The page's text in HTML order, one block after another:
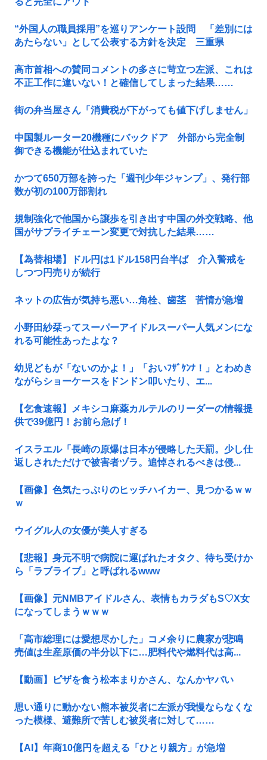
“外国人の職員採用”を巡りアンケート設問 「差別には
あたらない」として公表する方針を決定 三重県
高市首相への賛同コメントの多さに苛立つ左派、これは
不正工作に違いない！と確信してしまった結果……
街の弁当屋さん「消費税が下がっても値下げしません」
中国製ルーター20機種にバックドア 外部から完全制
御できる機能が仕込まれていた
かつて650万部を誇った「週刊少年ジャンプ」、発行部
数が初の100万部割れ
規制強化で他国から譲歩を引き出す中国の外交戦略、他
国がサプライチェーン変更で対抗した結果……
【為替相場】ドル円は1ドル158円台半ば 介入警戒を
しつつ円売りが続行
ネットの広告が気持ち悪い…角栓、歯茎 苦情が急増
小野田紗栞ってスーパーアイドルスーパー人気メンにな
れる可能性あったよな？
幼児どもが「ないのかよ！」「おいﾌｻﾞｹﾝﾅ！」とわめき
ながらショーケースをドンドン叩いたり、エ...
【乞食速報】メキシコ麻薬カルテルのリーダーの情報提
供で39億円！お前ら急げ！
イスラエル「長崎の原爆は日本が侵略した天罰。少し仕
返しされただけで被害者ヅラ。追悼されるべきは侵...
【画像】色気たっぷりのヒッチハイカー、見つかるｗｗ
ｗ
ウイグル人の女優が美人すぎる
【悲報】身元不明で病院に運ばれたオタク、待ち受けか
ら「ラブライブ」と呼ばれるwww
【画像】元NMBアイドルさん、表情もカラダもS♡X女
になってしまうｗｗｗ
「高市総理には愛想尽かした」コメ余りに農家が悲鳴
売値は生産原価の半分以下に…肥料代や燃料代は高...
【動画】ピザを食う松本まりかさん、なんかヤバい
思い通りに動かない熊本被災者に左派が我慢ならなくな
った模様、避難所で苦しむ被災者に対して……
【AI】年商10億円を超える「ひとり親方」が急増